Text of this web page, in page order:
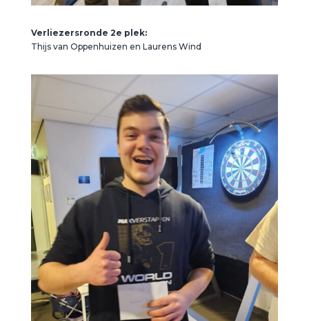
Verliezersronde 2e plek:
Thijs van Oppenhuizen en Laurens Wind